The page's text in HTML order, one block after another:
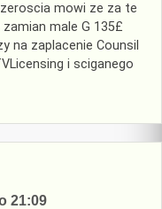
mowi ze za te
male G 135£
na zaplacenie Counsil
i sciganego
21:09